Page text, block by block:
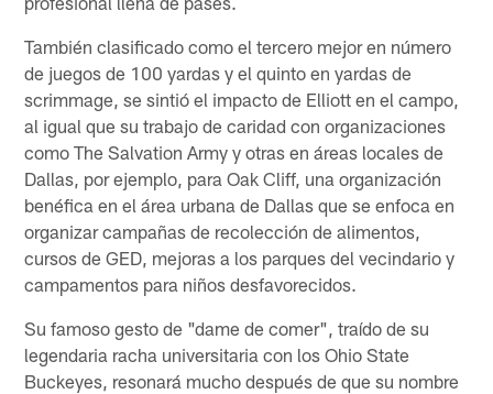
También clasificado como el tercero mejor en número
de juegos de 100 yardas y el quinto en yardas de
scrimmage, se sintió el impacto de Elliott en el campo,
al igual que su trabajo de caridad con organizaciones
como The Salvation Army y otras en áreas locales de
Dallas, por ejemplo, para Oak Cliff, una organización
benéfica en el área urbana de Dallas que se enfoca en
organizar campañas de recolección de alimentos,
cursos de GED, mejoras a los parques del vecindario y
campamentos para niños desfavorecidos.
Su famoso gesto de "dame de comer", traído de su
legendaria racha universitaria con los Ohio State
Buckeyes, resonará mucho después de que su nombre